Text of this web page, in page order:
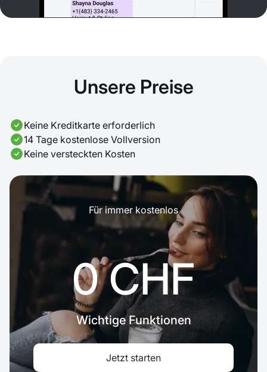
Unsere Preise
Keine Kreditkarte erforderlich
14 Tage kostenlose Vollversion
Keine versteckten Kosten
Für immer kostenlos
0 CHF
Wichtige Funktionen
Jetzt starten